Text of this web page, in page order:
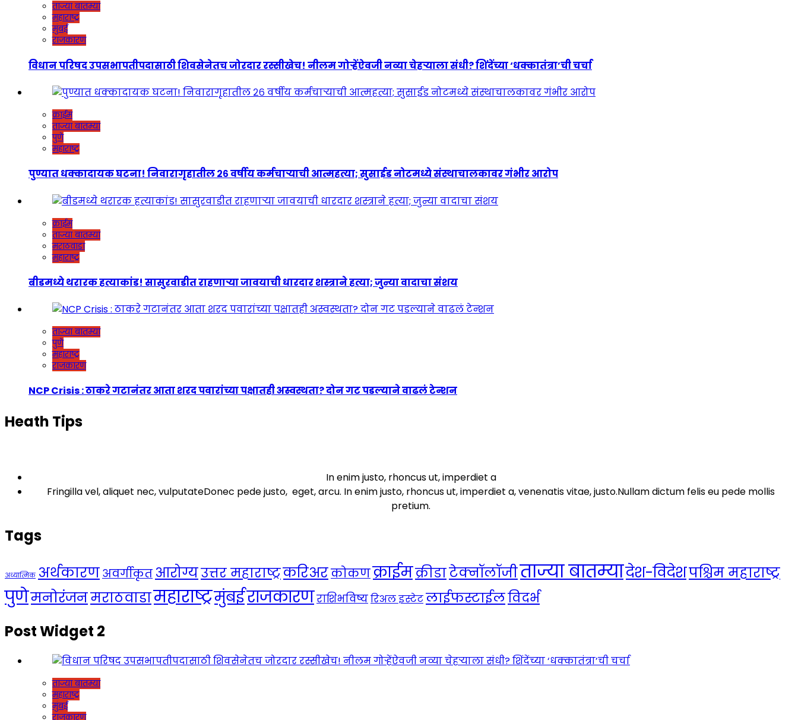
ताज्या बातम्या
महाराष्ट्र
मुंबई
राजकारण
विधान परिषद उपसभापतीपदासाठी शिवसेनेतच जोरदार रस्सीखेच! नीलम गोऱ्हेंऐवजी नव्या चेहऱ्याला संधी? शिंदेंच्या ‘धक्कातंत्रा’ची चर्चा
क्राईम
ताज्या बातम्या
पुणे
महाराष्ट्र
पुण्यात धक्कादायक घटना! निवारागृहातील २६ वर्षीय कर्मचाऱ्याची आत्महत्या; सुसाईड नोटमध्ये संस्थाचालकावर गंभीर आरोप
क्राईम
ताज्या बातम्या
मराठवाडा
महाराष्ट्र
बीडमध्ये थरारक हत्याकांड! सासुरवाडीत राहणाऱ्या जावयाची धारदार शस्त्राने हत्या; जुन्या वादाचा संशय
ताज्या बातम्या
पुणे
महाराष्ट्र
राजकारण
NCP Crisis : ठाकरे गटानंतर आता शरद पवारांच्या पक्षातही अस्वस्थता? दोन गट पडल्याने वाढलं टेन्शन
Heath Tips
In enim justo, rhoncus ut, imperdiet a
Fringilla vel, aliquet nec, vulputateDonec pede justo, eget, arcu. In enim justo, rhoncus ut, imperdiet a, venenatis vitae, justo.Nullam dictum felis eu pede mollis
pretium.
Tags
अध्यात्मिक अर्थकारणअवर्गीकृत आरोग्यउत्तर महाराष्ट्रकरिअरकोकणक्राईमक्रीडाटेक्नॉलॉजीताज्या बातम्यादेश-विदेशपश्चिम महाराष्ट्र
पुणेमनोरंजनमराठवाडामहाराष्ट्रमुंबईराजकारणराशिभविष्यरिअल इस्टेटलाईफस्टाईलविदर्भ
Post Widget 2
ताज्या बातम्या
महाराष्ट्र
मुंबई
राजकारण